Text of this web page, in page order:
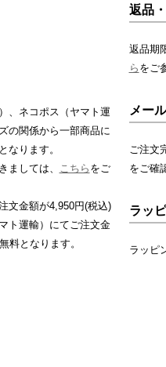
、ネコポス（ヤマト運
の関係から一部商品に
なります。
ましては、 こちら をご
文金額が4,950円(税込)
ト運輸）にてご注文金
料となります。
返品
返品期
ら をご
メー
ご注文
をご確
ラッ
ラッピ